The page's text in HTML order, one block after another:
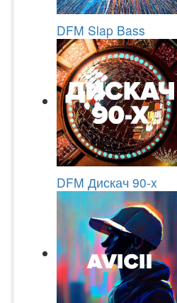
DFM Slap Bass
DFM Дискач 90-x